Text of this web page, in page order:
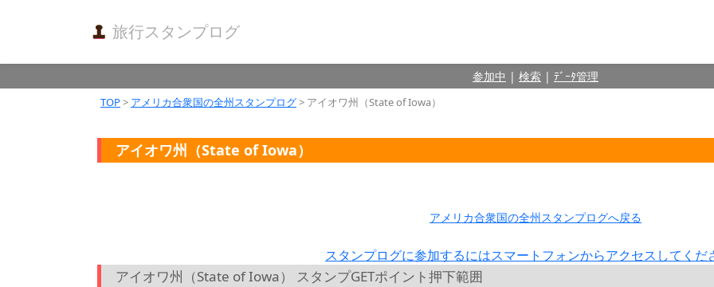
旅行スタンプログ
参加中 | 検索 | ﾃﾞｰﾀ管理
TOP> アメリカ合衆国の全州スタンプログ> アイオワ州（State of Iowa）
アイオワ州（State of Iowa）
アメリカ合衆国の全州スタンプログへ戻る
スタンプログに参加するにはスマートフォンからアクセスしてくだ
アイオワ州（State of Iowa） スタンプGETポイント押下範囲